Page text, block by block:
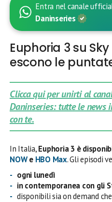
Entra nel canale
Daninseries
Euphoria 3 su
escono le
Clicca qui per unirti al
Daninseries: tutte le news
con te.
In Italia,Euphoria 3 è
NOWe HBO Max. Gli episodi
ogni lunedì
in contemporanea con gli
disponibili sia on demand